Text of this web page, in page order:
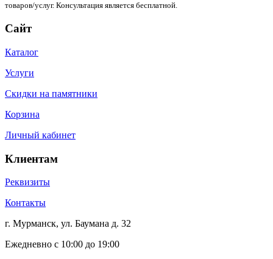
товаров/услуг. Консультация является бесплатной.
Сайт
Каталог
Услуги
Скидки на памятники
Корзина
Личный кабинет
Клиентам
Реквизиты
Контакты
г. Мурманск, ул. Баумана д. 32
Ежедневно с 10:00 до 19:00